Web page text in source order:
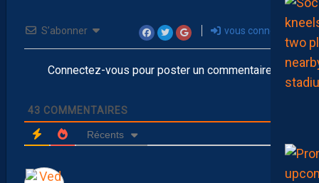
S’abonner vous connecter
Connectez-vous pour poster un commentaire
43 COMMENTAIRES
Récents